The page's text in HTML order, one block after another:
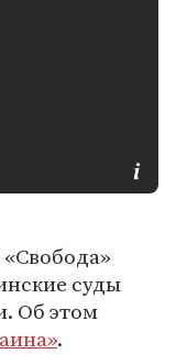
суды
Об этом
.